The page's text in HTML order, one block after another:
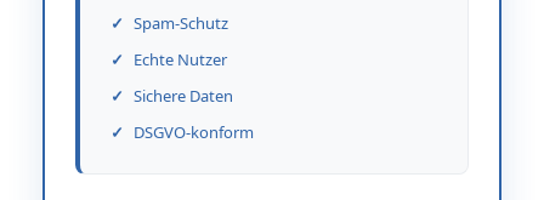
Spam-Schutz
Echte Nutzer
Sichere Daten
DSGVO-konform